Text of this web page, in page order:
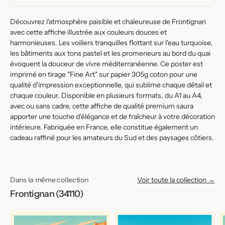
Découvrez l'atmosphère paisible et chaleureuse de Frontignan
avec cette affiche illustrée aux couleurs douces et
harmonieuses. Les voiliers tranquilles flottant sur l'eau turquoise,
les bâtiments aux tons pastel et les promeneurs au bord du quai
évoquent la douceur de vivre méditerranéenne. Ce poster est
imprimé en tirage "Fine Art" sur papier 305g coton pour une
qualité d'impression exceptionnelle, qui sublime chaque détail et
chaque couleur. Disponible en plusieurs formats, du A1 au A4,
avec ou sans cadre, cette affiche de qualité premium saura
apporter une touche d'élégance et de fraîcheur à votre décoration
intérieure. Fabriquée en France, elle constitue également un
cadeau raffiné pour les amateurs du Sud et des paysages côtiers.
Dans la même collection
Frontignan (34110)
Voir toute la collection →
Affiche
Affiche